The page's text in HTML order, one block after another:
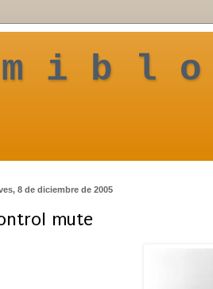
i b l o
8 de diciembre de 2005
mute